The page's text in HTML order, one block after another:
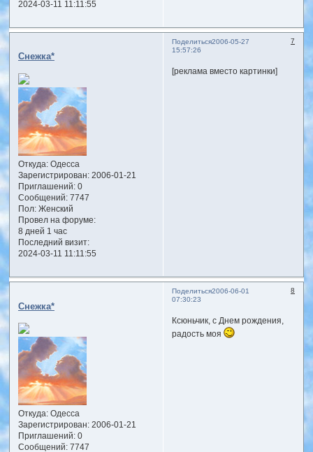
2024-03-11 11:11:55
Поделиться 7
2006-05-27
15:57:26
Снежка*
Откуда:Одесса
Зарегистрирован: 2006-01-21
Приглашений:0
Сообщений:7747
Пол:Женский
Провел на форуме:
8 дней 1 час
Последний визит:
2024-03-11 11:11:55
[реклама вместо картинки]
Поделиться 8
2006-06-01
07:30:23
Снежка*
Откуда:Одесса
Зарегистрирован: 2006-01-21
Приглашений:0
Сообщений:7747
Ксюньчик, с Днем рождения,
радость моя